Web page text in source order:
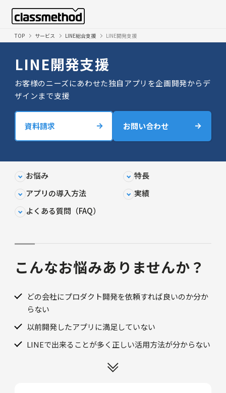
TOP サービス LINE総合支援 LINE開発支援
LINE開発支援
お客様のニーズにあわせた独自アプリを企画開発からデ
ザインまで支援
資料請求 お問い合わせ
お悩み
特長
アプリの導入方法
実績
よくある質問（FAQ）
こんなお悩みありませんか？
どの会社にプロダクト開発を依頼すれば良いのか分か
らない
以前開発したアプリに満足していない
LINEで出来ることが多く正しい活用方法が分からない